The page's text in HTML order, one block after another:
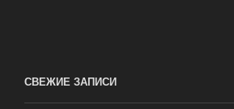
СВЕЖИЕ ЗАПИСИ